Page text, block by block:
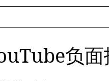
负面